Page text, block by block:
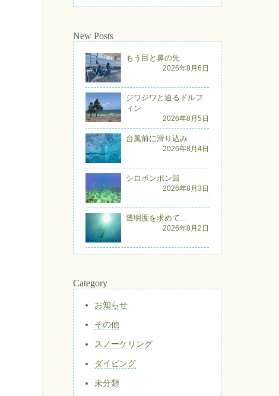
New Posts
もう目と鼻の先
2026年8月6日
ジワジワと迫るドルフ
ィン
2026年8月5日
台風前に滑り込み
2026年8月4日
シロボンボン回
2026年8月3日
透明度を求めて…
2026年8月2日
Category
お知らせ
その他
スノーケリング
ダイビング
未分類